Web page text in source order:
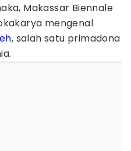
Makassar Biennale
mengenal
, salah satu primadona